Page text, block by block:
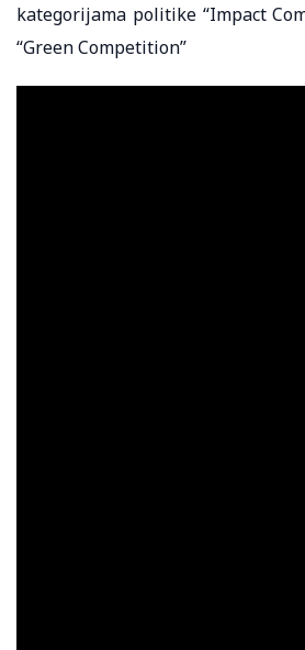
kategorijama politike “Impact
“Green Competition”